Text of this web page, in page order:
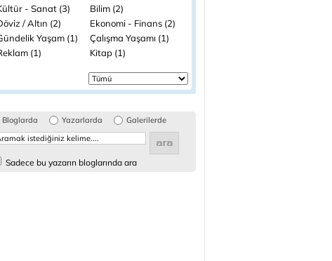
- Sanat (3)
Bilim (2)
/ Altın (2)
Ekonomi - Finans (2)
Yaşam (1)
Çalışma Yaşamı (1)
(1)
Kitap (1)
Bloglarda Yazarlarda Galerilerde
Sadece bu yazarın bloglarında ara